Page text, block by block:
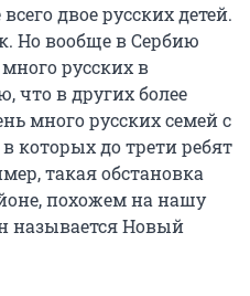
двое русских детей.
Но вообще в Сербию
русских в
что в других более
много русских семей с
которых до трети ребят
такая обстановка
похожем на нашу
называется Новый